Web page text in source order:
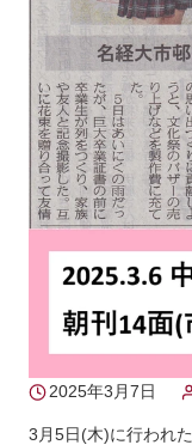
2025年3月7日
3月5日(木)に行われた